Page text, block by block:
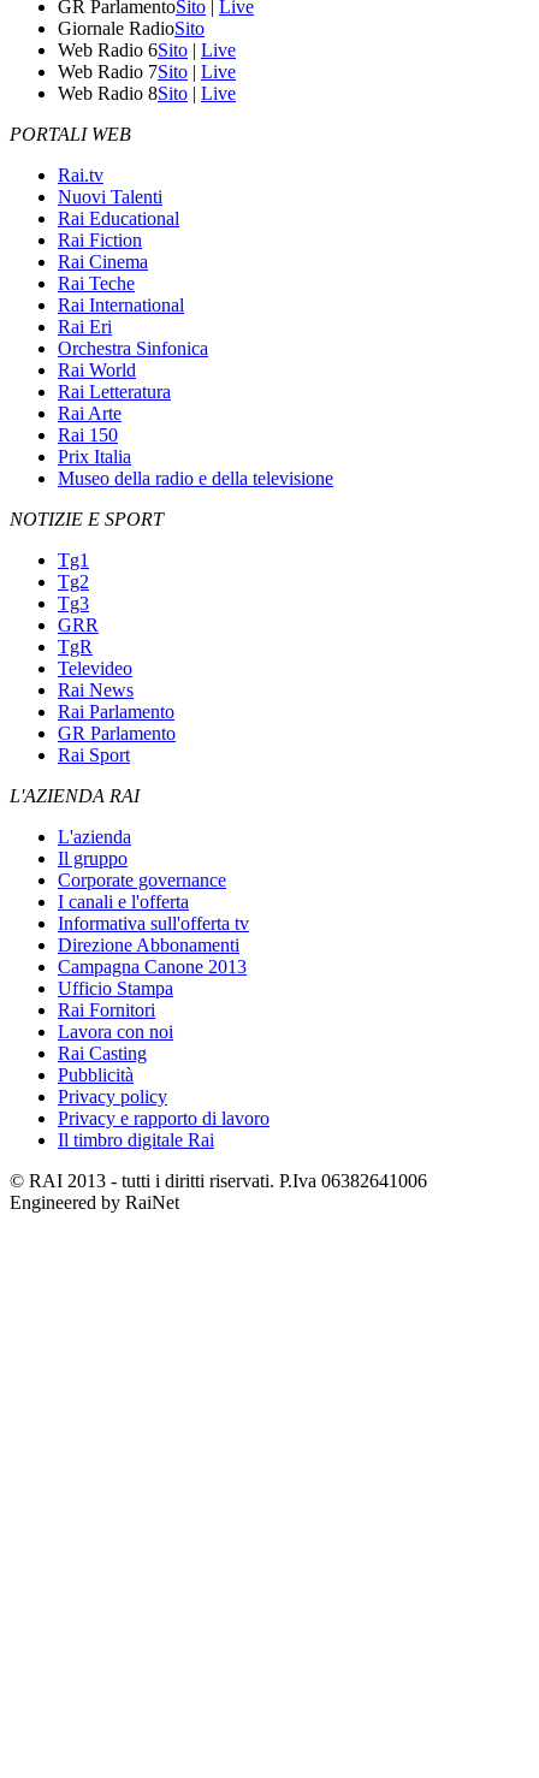
GR ParlamentoSito
Live
Giornale RadioSito
Web Radio 6Sito | Live
Web Radio 7Sito | Live
Web Radio 8Sito | Live
PORTALI WEB
Rai.tv
Nuovi Talenti
Rai Educational
Rai Fiction
Rai Cinema
Rai Teche
Rai International
Rai Eri
Orchestra Sinfonica
Rai World
Rai Letteratura
Rai Arte
Rai 150
Prix Italia
Museo della radio e della televisione
NOTIZIE E SPORT
Tg1
Tg2
Tg3
GRR
TgR
Televideo
Rai News
Rai Parlamento
GR Parlamento
Rai Sport
L'AZIENDA RAI
L'azienda
Il gruppo
Corporate governance
I canali e l'offerta
Informativa sull'offerta tv
Direzione Abbonamenti
Campagna Canone 2013
Ufficio Stampa
Rai Fornitori
Lavora con noi
Rai Casting
Pubblicità
Privacy policy
Privacy e rapporto di lavoro
Il timbro digitale Rai
© RAI 2013 - tutti i diritti riservati. P.Iva 06382641006
Engineered by RaiNet